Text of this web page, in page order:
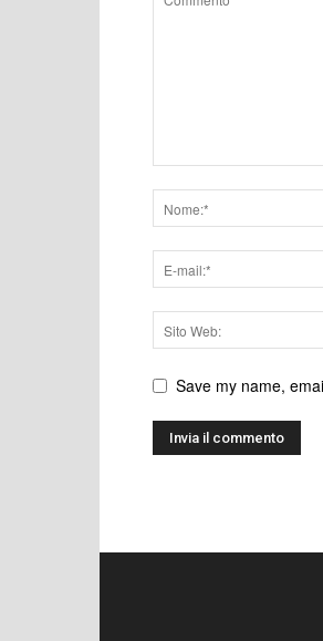
Save my name,